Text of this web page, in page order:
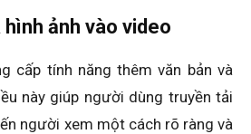
ảnh vào video
cấp tính năng thêm văn bản và
này giúp người dùng truyền tải
người xem một cách rõ ràng và